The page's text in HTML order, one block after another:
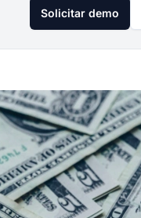
Solicitar demo